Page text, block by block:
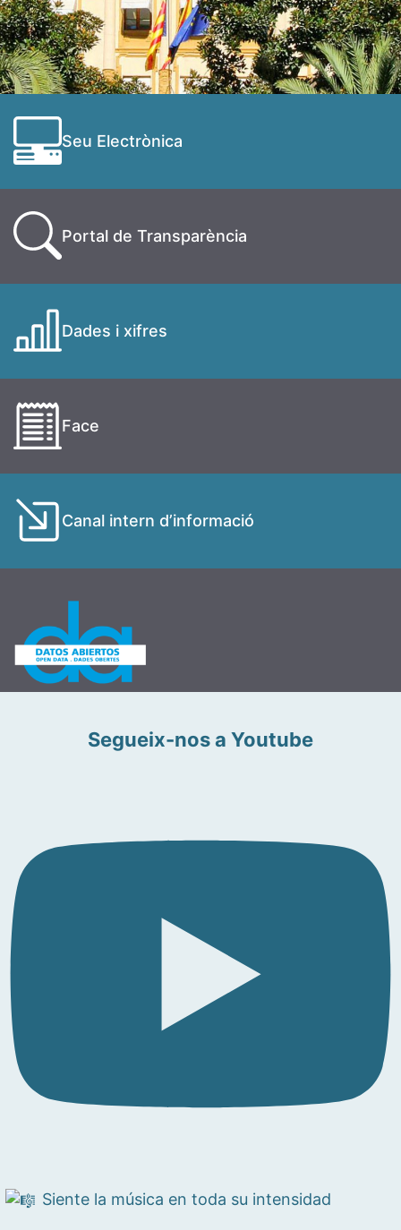
Seu Electrònica
Portal de Transparència
Dades i xifres
Face
Canal intern d’informació
Segueix-nos a Youtube
Siente la música en toda su intensidad